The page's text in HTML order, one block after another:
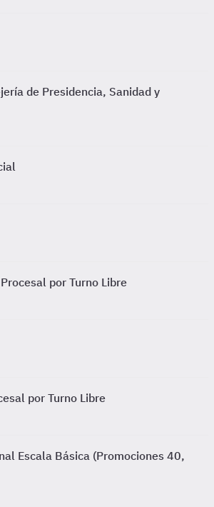
de Presidencia, Sanidad y
por Turno Libre
por Turno Libre
Escala Básica (Promociones 40,